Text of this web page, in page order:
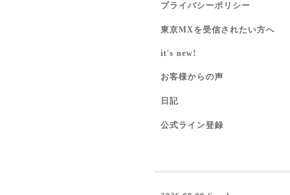
プライバシーポリシー
東京MXを受信されたい方へ
it's new!
お客様からの声
日記
公式ライン登録